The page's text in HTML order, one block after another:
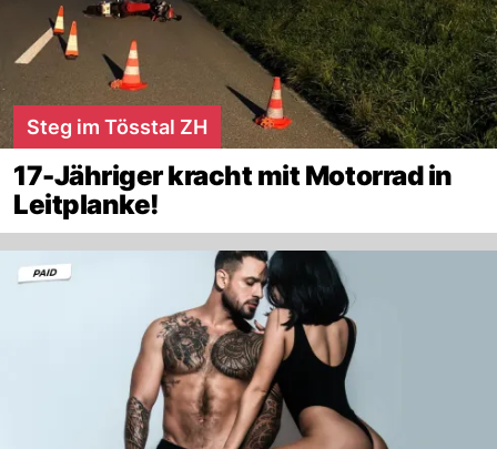
Steg im Tösstal ZH
17-Jähriger kracht mit Motorrad in
Leitplanke!